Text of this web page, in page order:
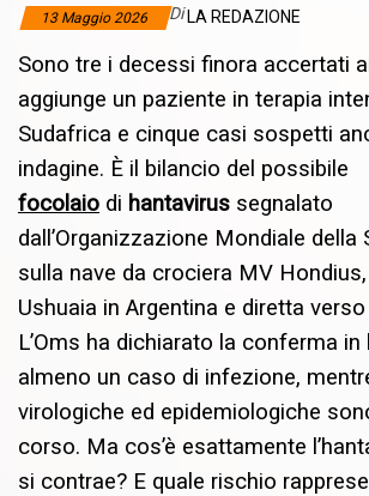
13 Maggio 2026 Di LA REDAZIONE
Sono tre i decessi finora accertati
aggiunge un paziente in terapia
Sudafrica e cinque casi sospetti
indagine. È il bilancio del possibile
focolaio di hantavirus segnalato
dall’Organizzazione Mondiale della
sulla nave da crociera MV
Ushuaia in Argentina e diretta
L’Oms ha dichiarato la conferma
almeno un caso di infezione,
virologiche ed epidemiologiche
corso. Ma cos’è esattamente
si contrae? E quale rischio